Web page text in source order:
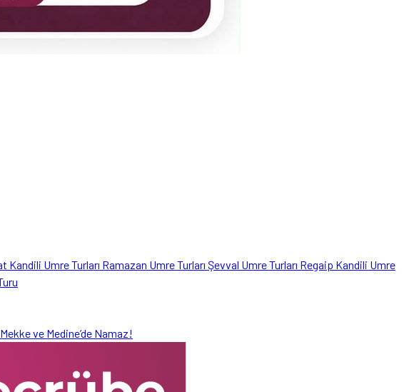
Kandili Umre Turları Ramazan Umre Turları Şevval Umre Turları Regaip Kandili Umre
Mekke ve Medine’de Namaz!